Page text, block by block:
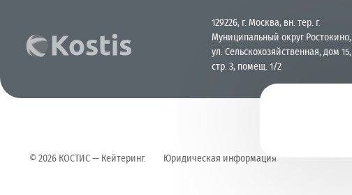
129226, г. Москва, вн. тер. г.
Муниципальный округ Ростокино,
ул. Сельскохозяйственная, дом 15,
стр. 3, помещ. 1/2
© 2026 КОСТИС — Кейтеринг. Юридическая информация